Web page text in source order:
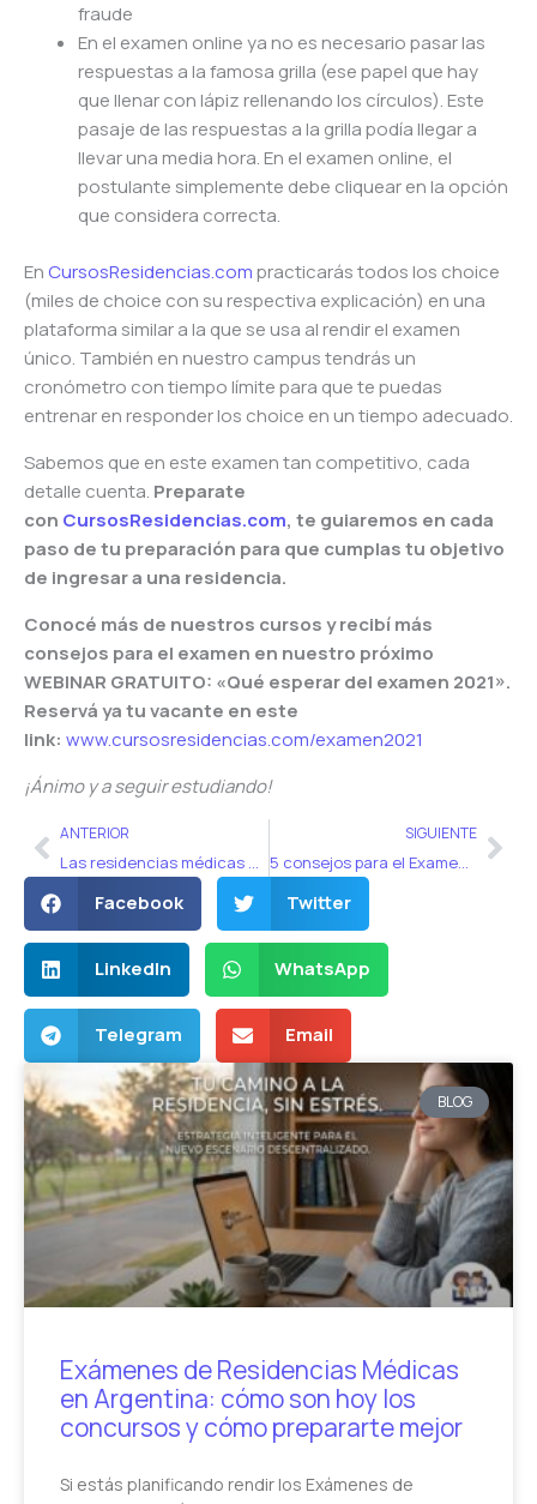
fraude
En el examen online ya no es necesario pasar las
respuestas a la famosa grilla (ese papel que hay
que llenar con lápiz rellenando los círculos). Este
pasaje de las respuestas a la grilla podía llegar a
llevar una media hora. En el examen online, el
postulante simplemente debe cliquear en la opción
que considera correcta.
En CursosResidencias.compracticarás todos los choice
(miles de choice con su respectiva explicación) en una
plataforma similar a la que se usa al rendir el examen
único. También en nuestro campus tendrás un
cronómetro con tiempo límite para que te puedas
entrenar en responder los choice en un tiempo adecuado.
Sabemos que en este examen tan competitivo, cada
detalle cuenta. Preparate
con CursosResidencias.com, te guiaremos en cada
paso de tu preparación para que cumplas tu objetivo
de ingresar a una residencia.
Conocé más de nuestros cursos y recibí más
consejos para el examen en nuestro próximo
WEBINAR GRATUITO: «Qué esperar del examen 2021».
Reservá ya tu vacante en este
link: www.cursosresidencias.com/examen2021
¡Ánimo y a seguir estudiando!
AntANTERIOR
Las residencias médicas más populares
SIGUIENTE
5 consejos para el Examen Único 2021
Facebook Twitter
LinkedIn WhatsApp
Telegram Email
BLOG
Exámenes de Residencias Médicas
en Argentina: cómo son hoy los
concursos y cómo prepararte mejor
Si estás planificando rendir los Exámenes de